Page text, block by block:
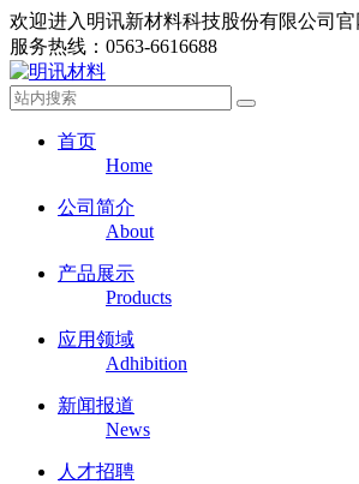
欢迎进入明讯新材料科技股份有限公司官
服务热线：0563-6616688
首页
Home
公司简介
About
产品展示
Products
应用领域
Adhibition
新闻报道
News
人才招聘